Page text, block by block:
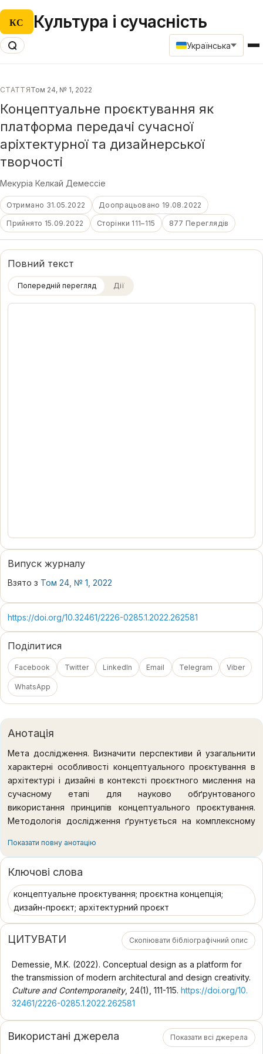
КС Культура і сучасність
Українська
СТАТТЯТом 24, № 1, 2022
Концептуальне проєктування як
платформа передачі сучасної
аріхтектурної та дизайнерської
творчості
Мекуріа Келкай Демессіе
Отримано 31.05.2022 Доопрацьовано 19.08.2022
Прийнято 15.09.2022 Сторінки 111–115 877 Переглядів
Анотація
Мета дослідження. Визначити перспективи й узагальнити
характерні особливості концептуального проєктування в
архітектурі і дизайні в контексті проєктного мислення на
сучасному етапі для науково обґрунтованого
використання принципів концептуального проєктування.
Методологія дослідження ґрунтується на комплексному
аналіз літературних та архівних джерел, натурні
розвитку функціональної структури архітектурного
простору, узагальнення раніше запропонованих ідей та
пропозицій. Наукова новизна. На основі проведених
наукових досліджень і аналізу існуючих літературних
даних в сфері концептуального проєктування в
архітектурній і дизайнерській творчості: узагальнено
проєктування; виявлені характерні особливості проєктних
концепцій в архітектурі та дизайні; узагальнено та
систематизовано досвід існуючих підходів формування
проєктних концепцій в архітектурно-дизайнерській
практиці; доведено, що проєктна концепція є відправною
точкою формування архітектурного та дизайнерського
Показати повну анотацію
Ключові слова
концептуальне проєктування; проєктна концепція;
дизайн-проєкт; архітектурний проєкт
ЦИТУВАТИ Скопіювати бібліографічний опис
Demessie, M.K. (2022). Conceptual design as a platform for
the transmission of modern architectural and design creativity.
Culture and Contemporaneity, 24(1), 111-115. https://doi.org/10.
32461/2226-0285.1.2022.262581
Використані джерела Показати всі джерела
Повний текст
Попередній перегляд Дії
Випуск журналу
Взято з Том 24, № 1, 2022
https://doi.org/10.32461/2226-0285.1.2022.262581
Поділитися
Facebook Twitter LinkedIn Email Telegram Viber
WhatsApp